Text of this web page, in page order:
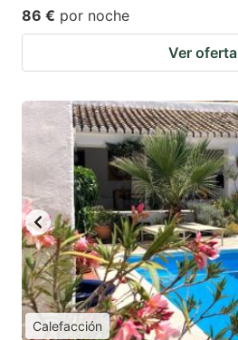
86 € por noche
Ver oferta
Calefacción